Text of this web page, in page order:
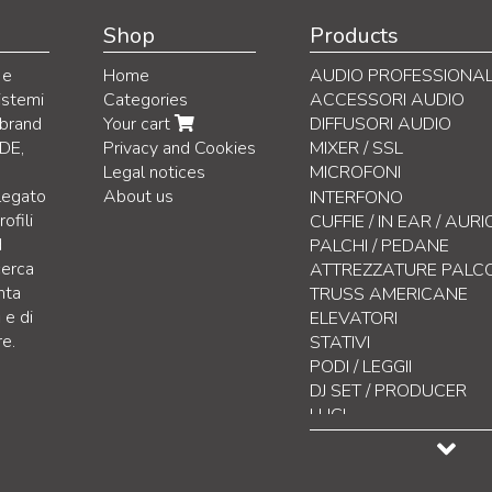
e di
Shop
Home
Categories
Your cart
Privacy and Cookies
Legal notices
About us
Products
AUDIO
ACCESSORI AUDIO
DIFFUSORI AUDIO
MIXER / SSL
MICROFONI
Microfoni Voce
Microfoni Wireless
Microfoni da Studio
Microfoni Strumenti
Microfoni Broadcasting /
Microfoni On-Camera
Microfoni Speciali
Microfoni da
Microfoni da Misurazione
Sistemi wireless per
Accessori
INTERFONO
CUFFIE / IN EAR /
PALCHI / PEDANE
ATTREZZATURE
TRUSS AMERICANE
ELEVATORI
STATIVI
PODI / LEGGII
DJ SET / PRODUCER
LUCI
CONTROLLO LUCI